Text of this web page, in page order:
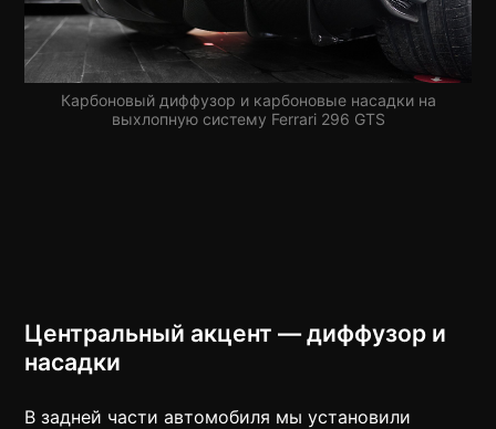
Карбоновый диффузор и карбоновые насадки на
выхлопную систему Ferrari 296 GTS
Центральный акцент — диффузор и
насадки
В задней части автомобиля мы установили